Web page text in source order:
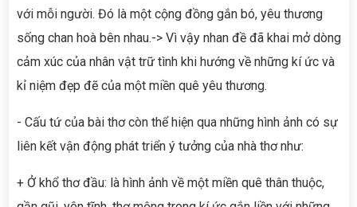
với mỗi người. Đó là một cộng đồng gắn bó, yêu thương
sống chan hoà bên nhau.-> Vì vậy nhan đề đã khai mở dòng
cảm xúc của nhân vật trữ tình khi hướng về những kí ức và
kỉ niệm đẹp đẽ của một miền quê yêu thương.
- Cấu tứ của bài thơ còn thể hiện qua những hình ảnh có sự
liên kết vận động phát triển ý tưởng của nhà thơ như:
+ Ở khổ thơ đầu: là hình ảnh về một miền quê thân thuộc,